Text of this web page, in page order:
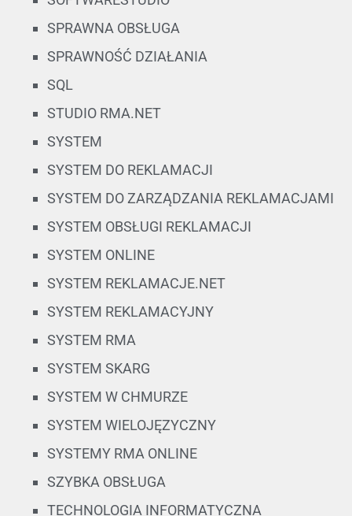
SPRAWNA OBSŁUGA
SPRAWNOŚĆ DZIAŁANIA
SQL
STUDIO RMA.NET
SYSTEM
SYSTEM DO REKLAMACJI
SYSTEM DO ZARZĄDZANIA REKLAMACJAMI
SYSTEM OBSŁUGI REKLAMACJI
SYSTEM ONLINE
SYSTEM REKLAMACJE.NET
SYSTEM REKLAMACYJNY
SYSTEM RMA
SYSTEM SKARG
SYSTEM W CHMURZE
SYSTEM WIELOJĘZYCZNY
SYSTEMY RMA ONLINE
SZYBKA OBSŁUGA
TECHNOLOGIA INFORMATYCZNA